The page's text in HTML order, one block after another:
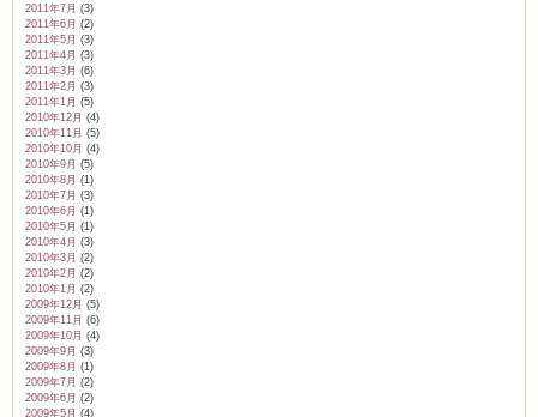
2011年7月 (3)
2011年6月 (2)
2011年5月 (3)
2011年4月 (3)
2011年3月 (6)
2011年2月 (3)
2011年1月 (5)
2010年12月 (4)
2010年11月 (5)
2010年10月 (4)
2010年9月 (5)
2010年8月 (1)
2010年7月 (3)
2010年6月 (1)
2010年5月 (1)
2010年4月 (3)
2010年3月 (2)
2010年2月 (2)
2010年1月 (2)
2009年12月 (5)
2009年11月 (6)
2009年10月 (4)
2009年9月 (3)
2009年8月 (1)
2009年7月 (2)
2009年6月 (2)
2009年5月 (4)